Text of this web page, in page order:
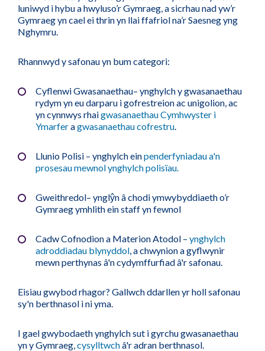
luniwyd i hybu a hwyluso’r Gymraeg, a sicrhau nad yw’r
Gymraeg yn cael ei thrin yn llai ffafriol na’r Saesneg yng
Nghymru.
Rhannwyd y safonau yn bum categori:
Cyflenwi Gwasanaethau– ynghylch y gwasanaethau
rydym yn eu darparu i gofrestreion ac unigolion, ac
yn cynnwys rhaigwasanaethau Cymhwyster i
Ymarferagwasanaethau cofrestru.
Llunio Polisi – ynghylch einpenderfyniadau a'n
prosesau mewnol ynghylch polisïau.
Gweithredol– ynglŷn â chodi ymwybyddiaeth o’r
Gymraeg ymhlith ein staff yn fewnol
Cadw Cofnodion a Materion Atodol – ynghylch
adroddiadau blynyddol, a chwynion a gyflwynir
mewn perthynas â'n cydymffurfiad â'r safonau.
Eisiau gwybod rhagor? Gallwch ddarllen yr holl safonau
sy'n berthnasol i ni yma.
I gael gwybodaeth ynghylch sut i gyrchu gwasanaethau
yn y Gymraeg,cysylltwchâ'r adran berthnasol.